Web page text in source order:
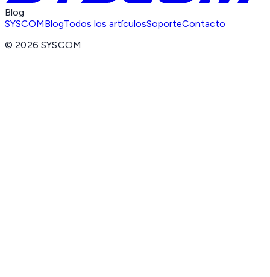
Blog
SYSCOMBlogTodos los artículosSoporteContacto
©2026 SYSCOM